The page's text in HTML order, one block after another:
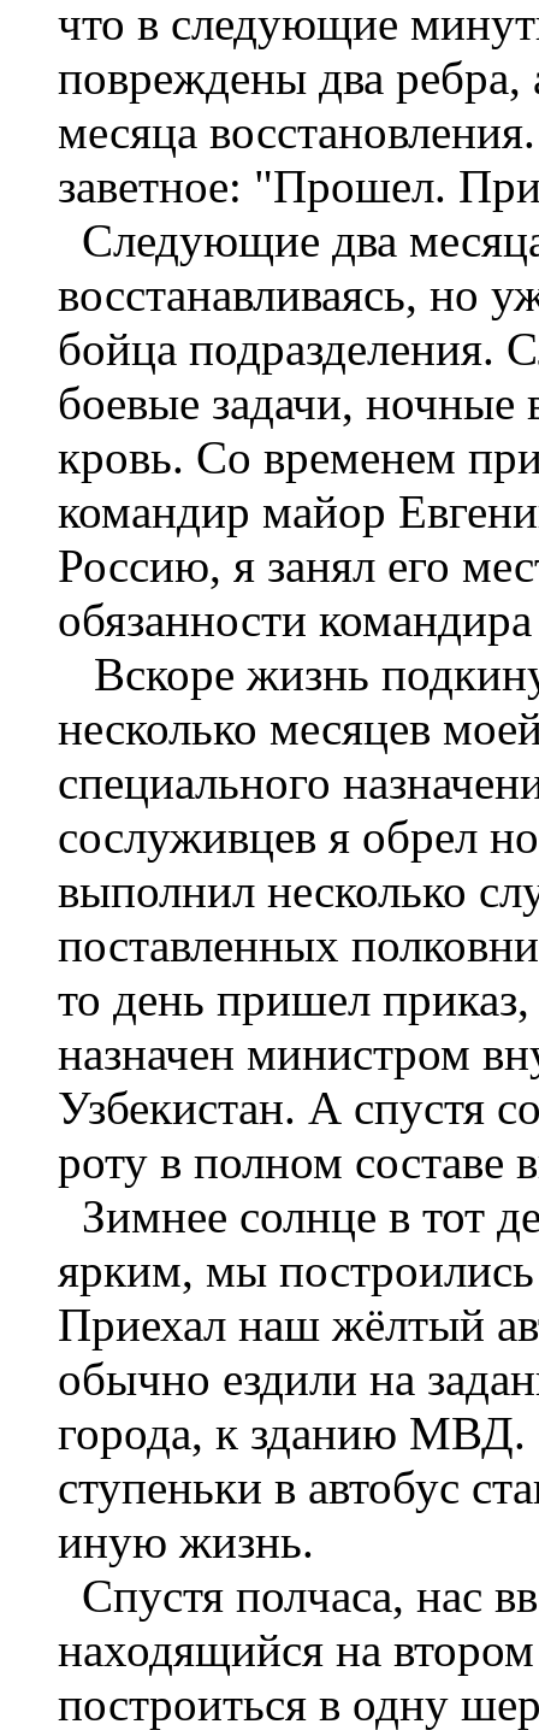
что в следующие
повреждены два
месяца
заветное: "Прошел.
Следующие два
восстанавливаясь, но
бойца подразделения.
боевые задачи, ночные
кровь. Со временем
командир майор
Россию, я занял его
обязанности
Вскоре жизнь
несколько месяцев
специального
сослуживцев я обрел
выполнил несколько
поставленных
то день пришел
назначен министром
Узбекистан. А спустя
роту в полном составе
Зимнее солнце в тот
ярким, мы
Приехал наш жёлтый
обычно ездили на
города, к зданию
ступеньки в автобус
иную жизнь.
Спустя полчаса, нас
находящийся на
построиться в одну